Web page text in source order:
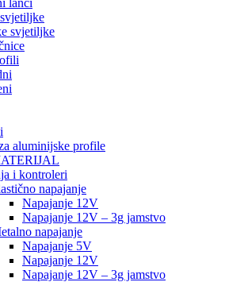
lanci
svjetiljke
aluminijske profile
i kontroleri
napajanje
Napajanje 12V
Napajanje 12V – 3g jamstvo
napajanje
Napajanje 5V
Napajanje 12V
Napajanje 12V – 3g jamstvo